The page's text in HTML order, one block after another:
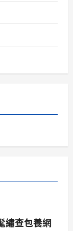
繡查包養網